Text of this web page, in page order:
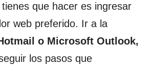
tienes que hacer es ingresar
web preferido. Ir a la
o Microsoft Outlook,
los pasos que